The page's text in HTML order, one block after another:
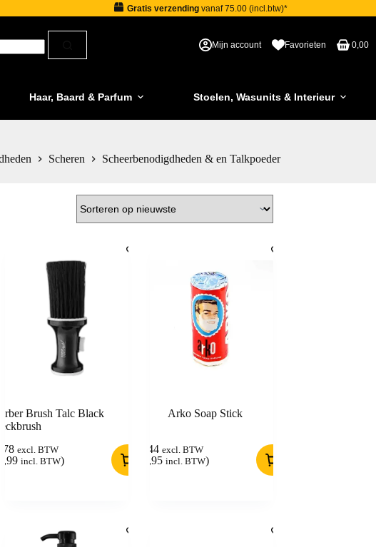
Gratis verzendingvanaf 75.00 (incl.btw)*
Mijn account Favorieten 0,00
Haar, Baard & Parfum Stoelen, Wasunits & Interieur
Scheren Scheerbenodigdheden & en Talkpoeder
Brush Talc Black
5,78 excl. BTW
6,99 incl. BTW)
Arko Soap Stick
2,44 excl. BTW
2,95 incl. BTW)